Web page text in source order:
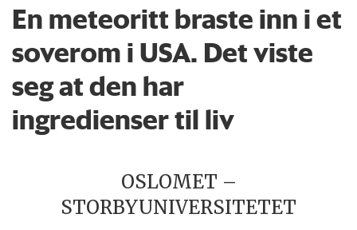
En meteoritt braste inn i et
soverom i USA. Det viste
seg at den har
ingredienser til liv
OSLOMET –
STORBYUNIVERSITETET